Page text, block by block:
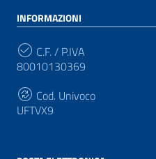
INFORMAZIONI
C.F. / P.IVA
80010130369
Cod. Univoco
UFTVX9